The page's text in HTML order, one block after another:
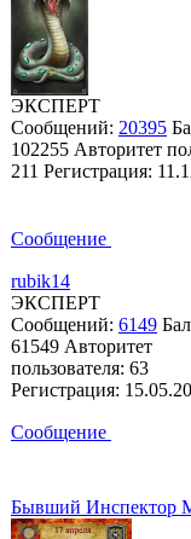
ЭКСПЕРТ
Сообщений: 20395
102255 Авторитет
211 Регистрация:
Сообщение
rubik14
ЭКСПЕРТ
Сообщений: 6149
61549 Авторитет
пользователя: 63
Регистрация:
Сообщение
Бывший Инспектор